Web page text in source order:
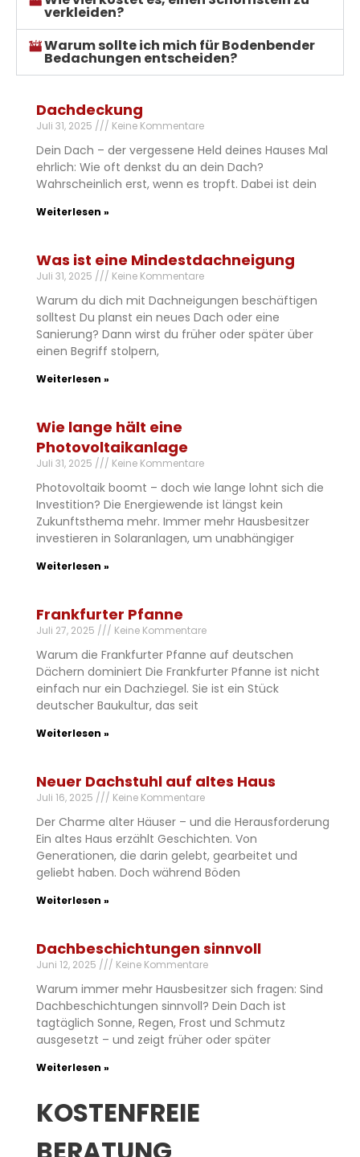
verkleiden?
Warum sollte ich mich für Bodenbender
Bedachungen entscheiden?
Dachdeckung
Juli 31, 2025 Keine Kommentare
Dein Dach – der vergessene Held deines Hauses Mal
ehrlich: Wie oft denkst du an dein Dach?
Wahrscheinlich erst, wenn es tropft. Dabei ist dein
Weiterlesen »
Was ist eine Mindestdachneigung
Juli 31, 2025 Keine Kommentare
Warum du dich mit Dachneigungen beschäftigen
solltest Du planst ein neues Dach oder eine
Sanierung? Dann wirst du früher oder später über
einen Begriff stolpern,
Weiterlesen »
Wie lange hält eine
Photovoltaikanlage
Juli 31, 2025 Keine Kommentare
Photovoltaik boomt – doch wie lange lohnt sich die
Investition? Die Energiewende ist längst kein
Zukunftsthema mehr. Immer mehr Hausbesitzer
investieren in Solaranlagen, um unabhängiger
Weiterlesen »
Frankfurter Pfanne
Juli 27, 2025 Keine Kommentare
Warum die Frankfurter Pfanne auf deutschen
Dächern dominiert Die Frankfurter Pfanne ist nicht
einfach nur ein Dachziegel. Sie ist ein Stück
deutscher Baukultur, das seit
Weiterlesen »
Neuer Dachstuhl auf altes Haus
Juli 16, 2025 Keine Kommentare
Der Charme alter Häuser – und die Herausforderung
Ein altes Haus erzählt Geschichten. Von
Generationen, die darin gelebt, gearbeitet und
geliebt haben. Doch während Böden
Weiterlesen »
Dachbeschichtungen sinnvoll
Juni 12, 2025 Keine Kommentare
Warum immer mehr Hausbesitzer sich fragen: Sind
Dachbeschichtungen sinnvoll? Dein Dach ist
tagtäglich Sonne, Regen, Frost und Schmutz
ausgesetzt – und zeigt früher oder später
Weiterlesen »
KOSTENFREIE